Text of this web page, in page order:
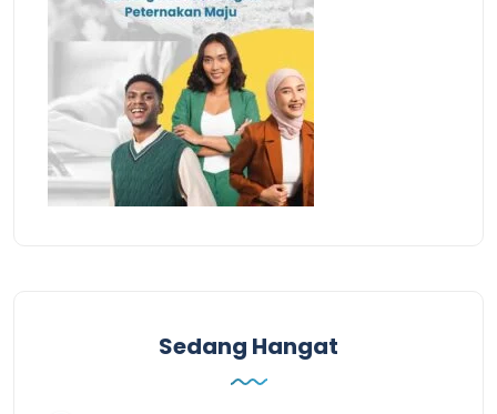
Sedang Hangat